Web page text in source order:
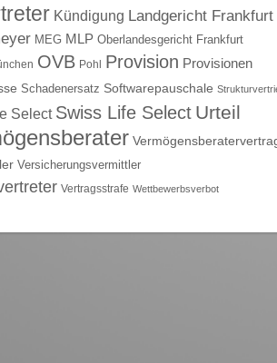
Kündigung Landgericht Frankfurt
MEG MLP Oberlandesgericht Frankfurt
OVB Pohl Provision Provisionen
Schadenersatz Softwarepauschale
Select Swiss Life Select Urteil
Versicherungsvermittler
Vertragsstrafe Wettbewerbsverbot